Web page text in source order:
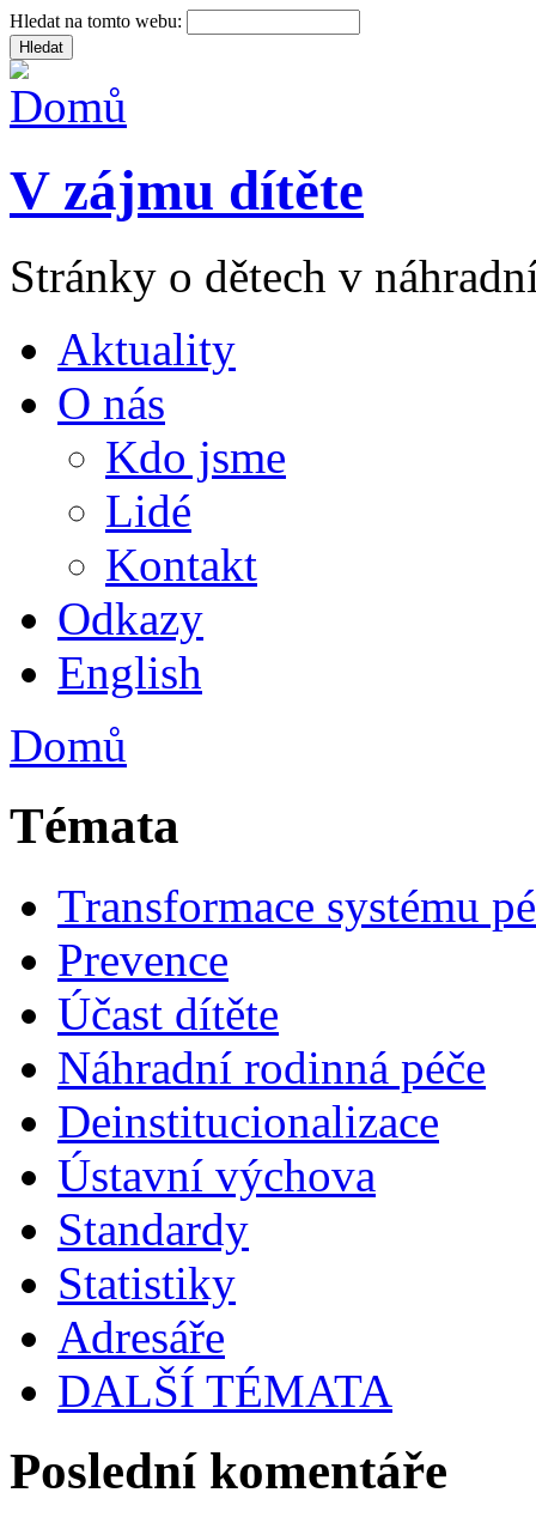
Hledat na tomto webu:
V zájmu dítěte
Stránky o dětech v
Aktuality
O nás
Kdo jsme
Lidé
Kontakt
Odkazy
English
Domů
Témata
Transformace systému
Prevence
Účast dítěte
Náhradní rodinná péče
Deinstitucionalizace
Ústavní výchova
Standardy
Statistiky
Adresáře
DALŠÍ TÉMATA
Poslední komentáře